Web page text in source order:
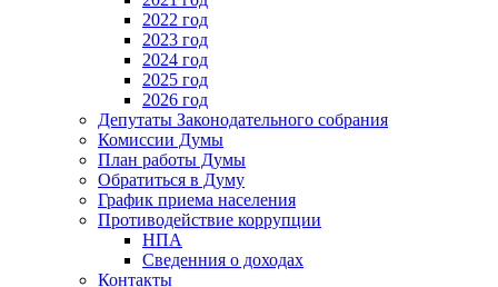
2022 год
2023 год
2024 год
2025 год
2026 год
Депутаты Законодательного собрания
Комиссии Думы
План работы Думы
Обратиться в Думу
График приема населения
Противодействие коррупции
НПА
Сведенния о доходах
Контакты